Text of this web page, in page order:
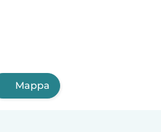
Mappa